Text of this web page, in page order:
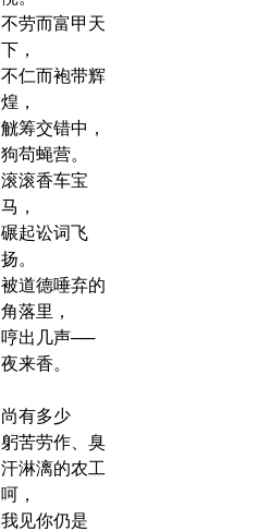
不劳而富甲天
下，
不仁而袍带辉
煌，
觥筹交错中，
狗苟蝇营。
滚滚香车宝
马，
碾起讼词飞
扬。
被道德唾弃的
角落里，
哼出几声──
夜来香。
尚有多少
躬苦劳作、臭
汗淋漓的农工
呵，
我见你仍是